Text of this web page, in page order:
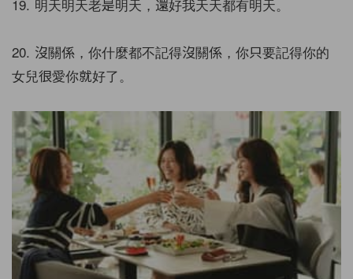
19. 明天明天老是明天，還好我天天都有明天。
20. 沒關係，你什麼都不記得沒關係，你只要記得你的
女兒很愛你就好了。